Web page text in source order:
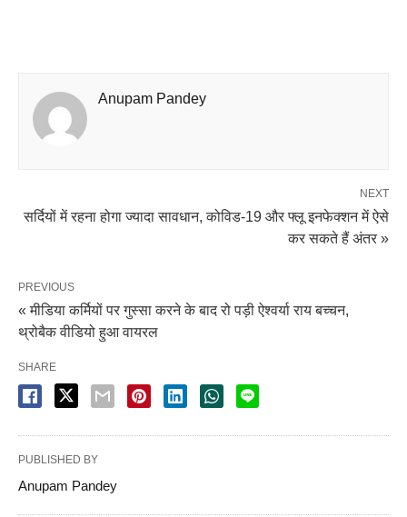
Anupam Pandey
NEXT
सर्दियों में रहना होगा ज्यादा सावधान, कोविड-19 और फ्लू इनफेक्शन में ऐसे
कर सकते हैं अंतर »
PREVIOUS
« मीडिया कर्मियों पर गुस्सा करने के बाद रो पड़ी ऐश्वर्या राय बच्चन,
थ्रोबैक वीडियो हुआ वायरल
SHARE
PUBLISHED BY
Anupam Pandey